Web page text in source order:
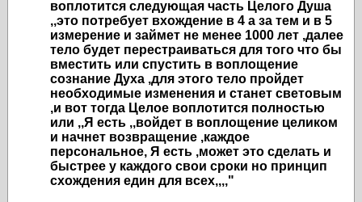
воплотится следующая часть Целого Душа
,,это потребует вхождение в 4 а за тем и в 5
измерение и займет не менее 1000 лет ,далее
тело будет перестраиваться для того что бы
вместить или спустить в воплощение
сознание Духа ,для этого тело пройдет
необходимые изменения и станет световым
,и вот тогда Целое воплотится полностью
или ,,Я есть ,,войдет в воплощение целиком
и начнет возвращение ,каждое
персональное, Я есть ,может это сделать и
быстрее у каждого свои сроки но принцип
схождения един для всех,,,,"